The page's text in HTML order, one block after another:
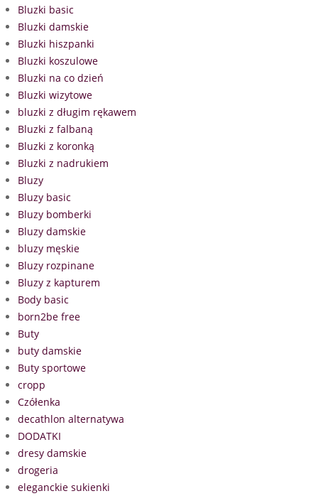
Bluzki basic
Bluzki damskie
Bluzki hiszpanki
Bluzki koszulowe
Bluzki na co dzień
Bluzki wizytowe
bluzki z długim rękawem
Bluzki z falbaną
Bluzki z koronką
Bluzki z nadrukiem
Bluzy
Bluzy basic
Bluzy bomberki
Bluzy damskie
bluzy męskie
Bluzy rozpinane
Bluzy z kapturem
Body basic
born2be free
Buty
buty damskie
Buty sportowe
cropp
Czółenka
decathlon alternatywa
DODATKI
dresy damskie
drogeria
eleganckie sukienki